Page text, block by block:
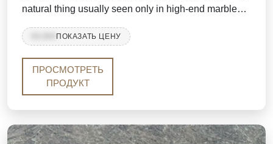
natural thing usually seen only in high-end marbles
belt of Rajasthan, it offers a high-silica, hard-wearing
exotic stones. Its layered, flowing texture makes
every slab one of a kind.
ПОКАЗАТЬ ЦЕНУ
ПРОСМОТРЕТЬ
ПРОДУКТ